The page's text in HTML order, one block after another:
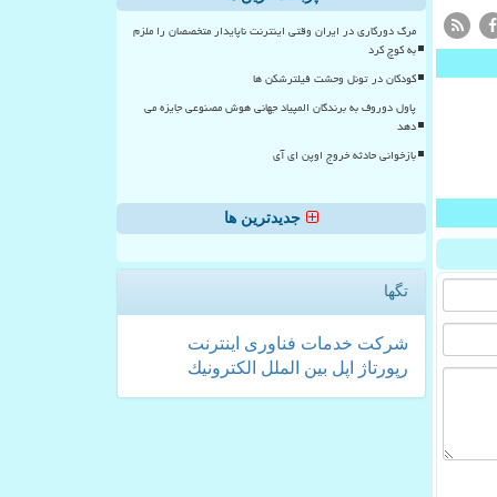
مرگ دورکاری در ایران وقتی اینترنت ناپایدار متخصصان را ملزم
به کوچ کرد
کودکان در تونل وحشت فیلترشکن ها
پاول دوروف به برندگان المپیاد جهانی هوش مصنوعی جایزه می
دهد
بازخوانی حادثه خروج اوپن ای آی
جدیدترین ها
تگها
شركت خدمات فناوری اینترنت
رپورتاژ
اپل بین الملل الكترونیك